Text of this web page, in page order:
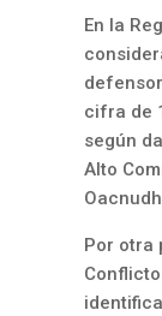
En la
cifra de
según
Alto
Por otra